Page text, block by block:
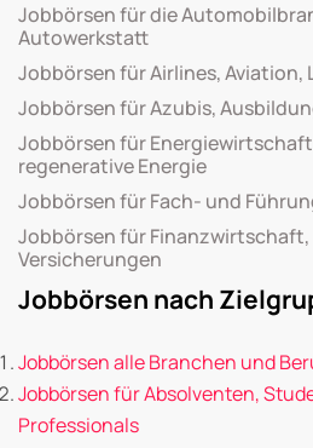
Jobbörsen für die
Autowerkstatt
Jobbörsen für Airlines, Aviation,
Jobbörsen für Azubis,
Jobbörsen für Energiewirtschaft
regenerative Energie
Jobbörsen für Fach- und
Jobbörsen für Finanzwirtschaft,
Versicherungen
Jobbörsen nach
Jobbörsen alle Branchen und
Jobbörsen für Absolventen,
Professionals